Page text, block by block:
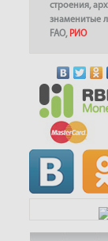
строения,
знаменитые
FAO, РИО